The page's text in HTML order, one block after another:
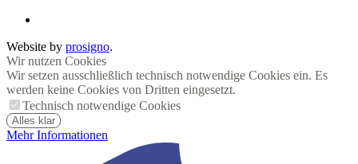
Website by prosigno.
Wir nutzen Cookies
Wir setzen ausschließlich technisch notwendige Cookies ein. Es
werden keine Cookies von Dritten eingesetzt.
Technisch notwendige Cookies
Alles klar
Mehr Informationen